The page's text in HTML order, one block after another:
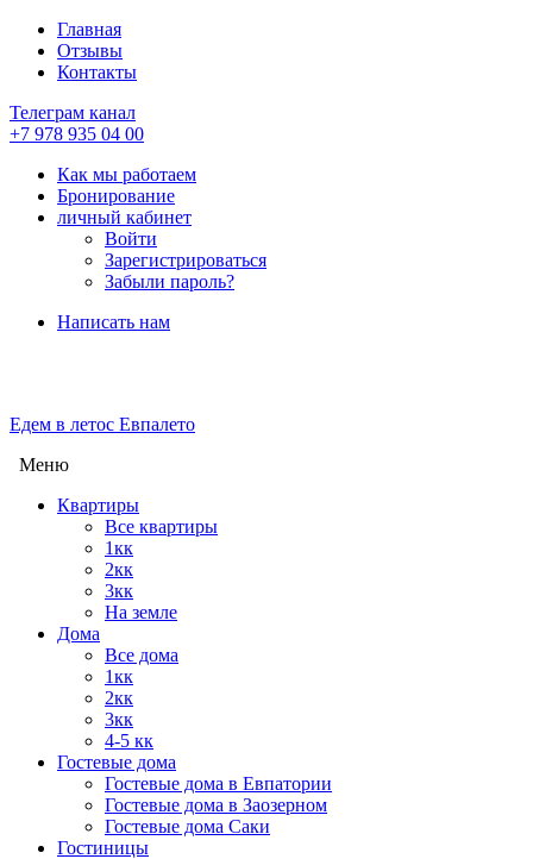
Главная
Отзывы
Контакты
Телеграм канал
+7 978 935 04 00
Как мы работаем
Бронирование
личный кабинет
Войти
Зарегистрироваться
Забыли пароль?
Написать нам
Едем в летос Евпалето
Меню
Квартиры
Все квартиры
1кк
2кк
3кк
На земле
Дома
Все дома
1кк
2кк
3кк
4-5 кк
Гостевые дома
Гостевые дома в Евпатории
Гостевые дома в Заозерном
Гостевые дома Саки
Гостиницы